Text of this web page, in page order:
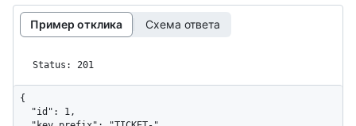
Пример отклика Схема ответа
Status: 201
{